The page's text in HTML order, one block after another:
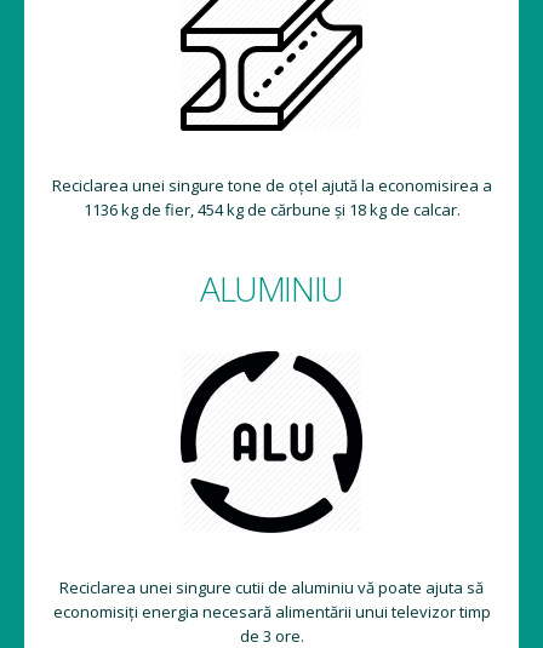
Reciclarea unei singure tone de oțel ajută la economisirea a
1136 kg de fier, 454 kg de cărbune și 18 kg de calcar.
ALUMINIU
Reciclarea unei singure cutii de aluminiu vă poate ajuta să
economisiți energia necesară alimentării unui televizor timp
de 3 ore.